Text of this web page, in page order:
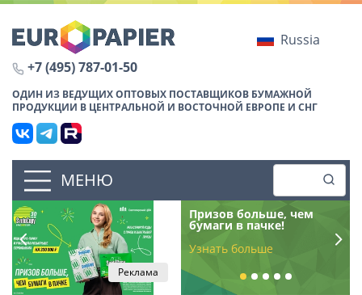
Russia
+7 (495) 787-01-50
ОДИН ИЗ ВЕДУЩИХ ОПТОВЫХ ПОСТАВЩИКОВ БУМАЖНОЙ
ПРОДУКЦИИ В ЦЕНТРАЛЬНОЙ И ВОСТОЧНОЙ ЕВРОПЕ И СНГ
МЕНЮ
Реклама
Призов больше, чем
бумаги в пачке!
Узнать больше
Узнать больше
Узнать больше
Узнать больше
1 2 3 4 5